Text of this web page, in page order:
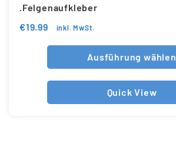
.Felgenaufkleber
€19.99 inkl. MwSt.
Ausführung wählen
Quick View